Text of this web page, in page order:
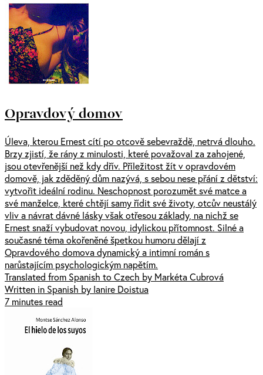
Opravdový domov
Úleva, kterou Ernest cítí po otcově sebevraždě, netrvá dlouho.
Brzy zjistí, že rány z minulosti, které považoval za zahojené,
jsou otevřenější než kdy dřív. Příležitost žít v opravdovém
domově, jak zděděný dům nazývá, s sebou nese přání z dětství:
vytvořit ideální rodinu. Neschopnost porozumět své matce a
své manželce, které chtějí samy řídit své životy, otcův neustálý
vliv a návrat dávné lásky však otřesou základy, na nichž se
Ernest snaží vybudovat novou, idylickou přítomnost. Silné a
současné téma okořeněné špetkou humoru dělají z
Opravdového domova dynamický a intimní román s
narůstajícím psychologickým napětím.
Translated from Spanish to Czech by Markéta Cubrová
Written in Spanish by Ianire Doistua
7 minutes read